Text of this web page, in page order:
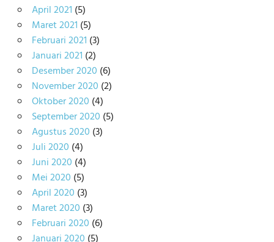
April 2021 (5)
Maret 2021 (5)
Februari 2021 (3)
Januari 2021 (2)
Desember 2020 (6)
November 2020 (2)
Oktober 2020 (4)
September 2020 (5)
Agustus 2020 (3)
Juli 2020 (4)
Juni 2020 (4)
Mei 2020 (5)
April 2020 (3)
Maret 2020 (3)
Februari 2020 (6)